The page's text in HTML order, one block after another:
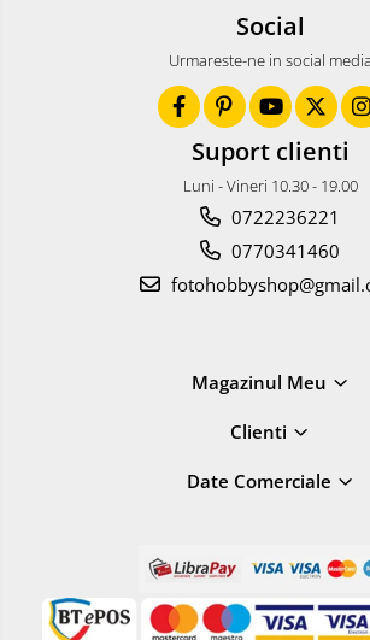
Social
Urmareste-ne in social media
Suport clienti
Luni - Vineri 10.30 - 19.00
0722236221
0770341460
Magazinul Meu
Clienti
Date Comerciale